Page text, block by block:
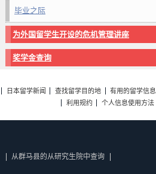
毕业之际
为外国留学生开设的危机管理讲座
奖学金查询
日本留学新闻 查找留学目的地 有用的留学信息
利用规约
个人信息使用方法
从群马县的从研究生院中查询